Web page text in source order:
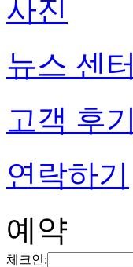
사진
뉴스 센터
고객 후기
연락하기
예약
체크인: